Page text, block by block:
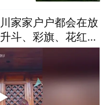
家家户户都会在放
斗、彩旗、花红都